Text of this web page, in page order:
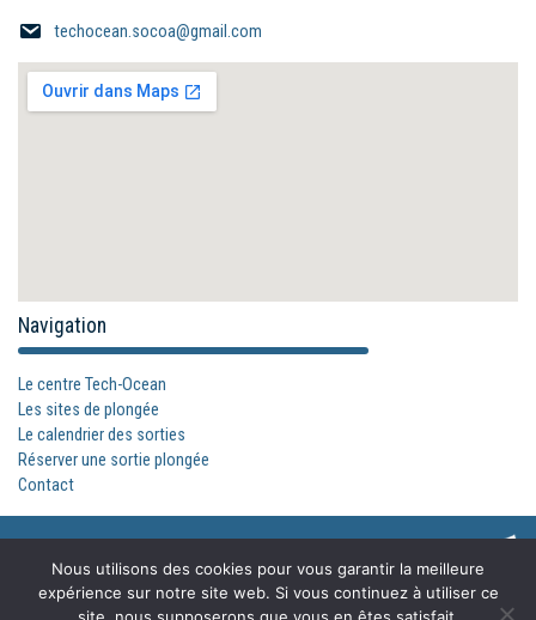
techocean.socoa@gmail.com
Navigation
Le centre Tech-Ocean
Les sites de plongée
Le calendrier des sorties
Réserver une sortie plongée
Contact
Nous utilisons des cookies pour vous garantir la meilleure
expérience sur notre site web. Si vous continuez à utiliser ce